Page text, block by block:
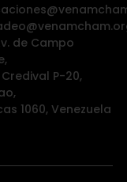
de Campo
P-20,
1060, Venezuela